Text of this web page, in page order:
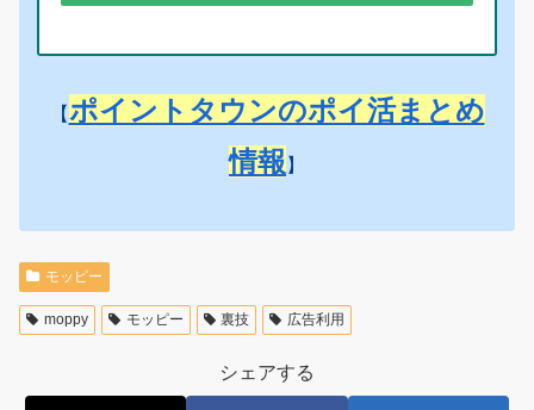
【ポイントタウンのポイ活まとめ
情報 】
モッピー
moppy モッピー 裏技 広告利用
シェアする